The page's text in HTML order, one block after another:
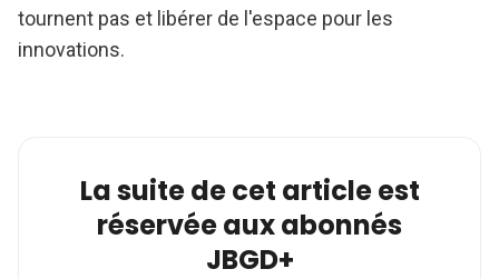
tournent pas et libérer de l'espace pour les
innovations.
La suite de cet article est
réservée aux abonnés
JBGD+